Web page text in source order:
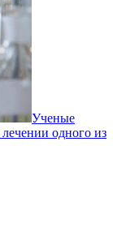
Ученые
одного из